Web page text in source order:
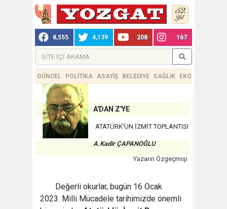
8,555 4,139 208 167
GÜNCEL POLİTİKA ASAYİŞ BELEDİYE SAĞLIK EKONOMİ
A'DAN Z'YE
ATATÜRK'ÜN İZMİT TOPLANTISI
A.Kadir ÇAPANOĞLU
Yazarın Özgeçmişi
Değerli okurlar, bugün 16 Ocak
2023. Milli Mücadele tarihimizde önemli